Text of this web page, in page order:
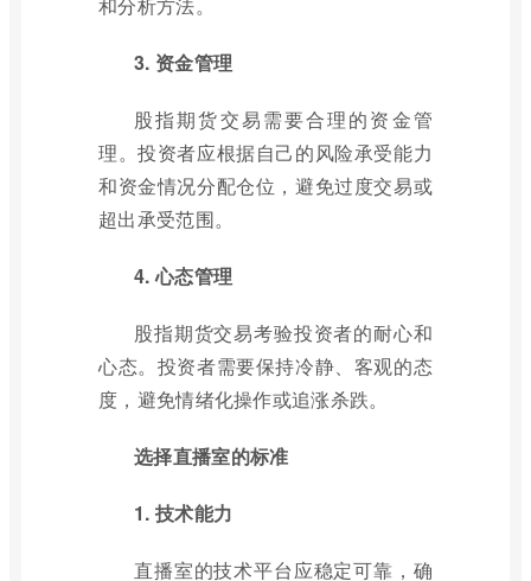
3. 资金管理
股指期货交易需要合理的资金管
理。投资者应根据自己的风险承受能力
和资金情况分配仓位，避免过度交易或
超出承受范围。
4. 心态管理
股指期货交易考验投资者的耐心和
心态。投资者需要保持冷静、客观的态
度，避免情绪化操作或追涨杀跌。
选择直播室的标准
1. 技术能力
直播室的技术平台应稳定可靠，确